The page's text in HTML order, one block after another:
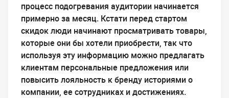
процесс подогревания аудитории начинается
примерно за месяц. Кстати перед стартом
скидок люди начинают просматривать товары,
которые они бы хотели приобрести, так что
используя эту информацию можно предлагать
клиентам персональные предложения или
повысить лояльность к бренду историями о
компании, ее сотрудниках и достижениях.